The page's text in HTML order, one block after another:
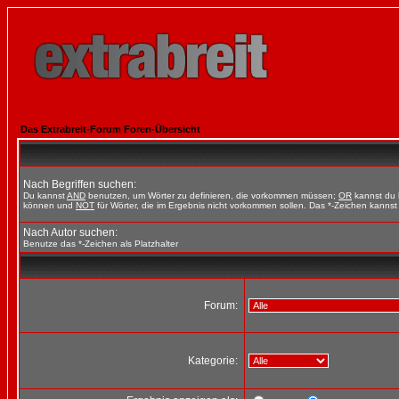
Das Extrabreit-Forum Foren-Übersicht
Nach Begriffen suchen:
Du kannstAND benutzen, um Wörter zu definieren, die vorkommen müssen; OR kannst du
können und NOT für Wörter, die im Ergebnis nicht vorkommen sollen. Das *-Zeichen
Nach Autor suchen:
Benutze das *-Zeichen als Platzhalter
Forum:
Kategorie: